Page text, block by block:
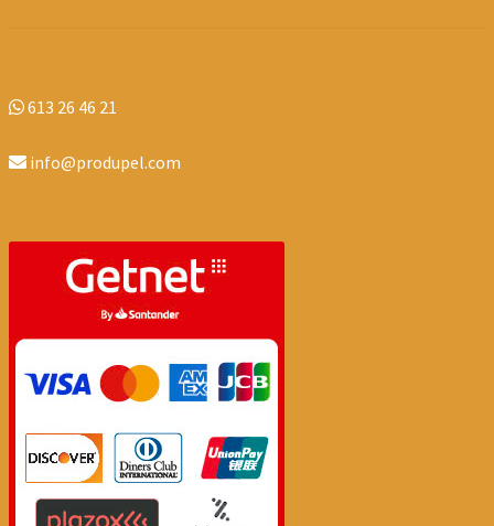
613 26 46 21
info@produpel.com